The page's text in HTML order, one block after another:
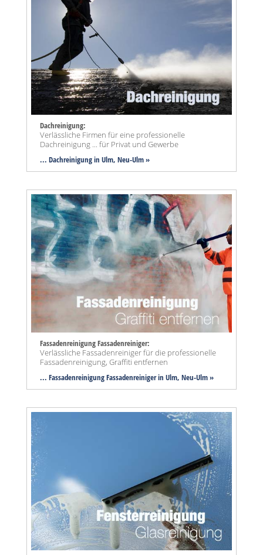
Dachreinigung:
Verlässliche Firmen für eine professionelle
Dachreinigung ... für Privat und Gewerbe
... Dachreinigung in Ulm, Neu-Ulm »
Fassadenreinigung Fassadenreiniger:
Verlässliche Fassadenreiniger für die professionelle
Fassadenreinigung, Graffiti entfernen
... Fassadenreinigung Fassadenreiniger in Ulm, Neu-Ulm »